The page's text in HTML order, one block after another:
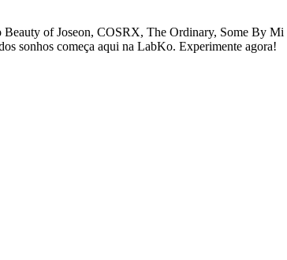
of Joseon, COSRX, The Ordinary, Some By Mi
sonhos começa aqui na LabKo. Experimente agora!